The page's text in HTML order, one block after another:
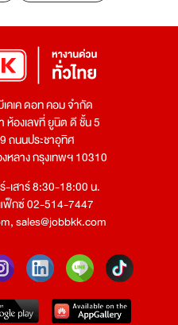
คเค ดอท คอม จำกัด
ห้องเลขที่ ยูนิต ดี ชั้น 5
ถนนประชาอุทิศ
หลาง กรุงเทพฯ 10310
เสาร์ 8:30-18:00 น.
ฟ็กซ์ 02-514-7447
,sales@jobbkk.com